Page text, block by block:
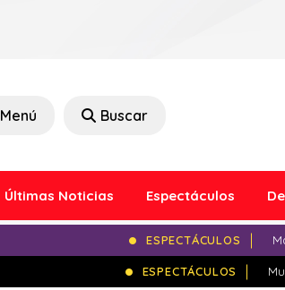
Menú Buscar
Últimas Noticias Espectáculos
ESPECTÁCULOS
ESPECTÁCULOS